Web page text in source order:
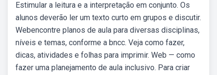
Estimular a leitura e a interpretação em conjunto. Os
alunos deverão ler um texto curto em grupos e discutir.
Webencontre planos de aula para diversas disciplinas,
níveis e temas, conforme a bncc. Veja como fazer,
dicas, atividades e folhas para imprimir. Web — como
fazer uma planejamento de aula inclusivo. Para criar